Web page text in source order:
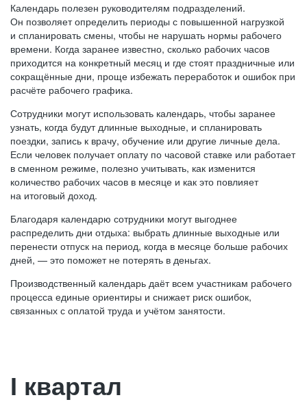
Календарь полезен руководителям подразделений.
Он позволяет определить периоды с повышенной нагрузкой
и спланировать смены, чтобы не нарушать нормы рабочего
времени. Когда заранее известно, сколько рабочих часов
приходится на конкретный месяц и где стоят праздничные или
сокращённые дни, проще избежать переработок и ошибок при
расчёте рабочего графика.
Сотрудники могут использовать календарь, чтобы заранее
узнать, когда будут длинные выходные, и спланировать
поездки, запись к врачу, обучение или другие личные дела.
Если человек получает оплату по часовой ставке или работает
в сменном режиме, полезно учитывать, как изменится
количество рабочих часов в месяце и как это повлияет
на итоговый доход.
Благодаря календарю сотрудники могут выгоднее
распределить дни отдыха: выбрать длинные выходные или
перенести отпуск на период, когда в месяце больше рабочих
дней, — это поможет не потерять в деньгах.
Производственный календарь даёт всем участникам рабочего
процесса единые ориентиры и снижает риск ошибок,
связанных с оплатой труда и учётом занятости.
I квартал